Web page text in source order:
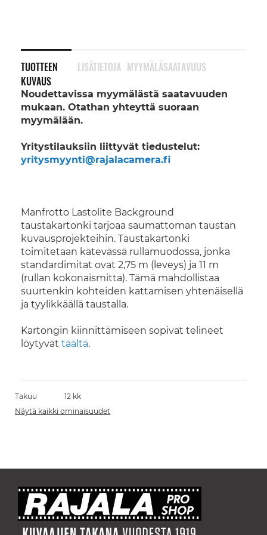
TUOTTEEN
KUVAUS
Noudettavissa myymälästä saatavuuden
mukaan. Otathan yhteyttä suoraan
myymälään.
Yritystilauksiin liittyvät tiedustelut:
yritysmyynti@rajalacamera.fi
Manfrotto Lastolite Background
taustakartonki tarjoaa saumattoman taustan
kuvausprojekteihin. Taustakartonki
toimitetaan kätevässä rullamuodossa, jonka
standardimitat ovat 2,75 m (leveys) ja 11 m
(rullan kokonaismitta). Tämä mahdollistaa
suurtenkin kohteiden kattamisen yhtenäisellä
ja tyylikkäällä taustalla.
Kartongin kiinnittämiseen sopivat telineet
löytyvät täältä.
LISÄTIETOJA MYYMÄLÄSAATAVUUS
Takuu
12 kk
Näytä kaikki ominaisuudet